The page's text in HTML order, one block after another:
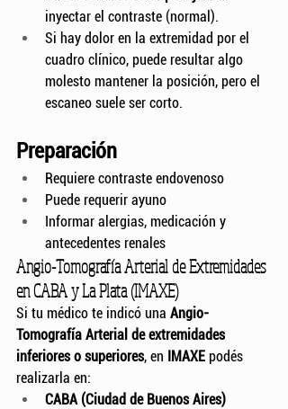
inyectar el contraste (normal).
Si hay dolor en la extremidad por el
cuadro clínico, puede resultar algo
molesto mantener la posición, pero el
escaneo suele ser corto.
Preparación
Requiere contraste endovenoso
Puede requerir ayuno
Informar alergias, medicación y
antecedentes renales
Angio-Tomografía Arterial de Extremidades
en CABA y La Plata (IMAXE)
Si tu médico te indicó una Angio-
Tomografía Arterial de extremidades
inferiores o superiores, en IMAXE podés
realizarla en:
CABA (Ciudad de Buenos Aires)